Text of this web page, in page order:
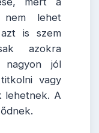
nem lehet
is szem
azokra
nagyon jól
vagy
lehetnek. A